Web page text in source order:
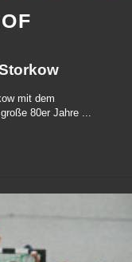
mit dem
80er Jahre ...